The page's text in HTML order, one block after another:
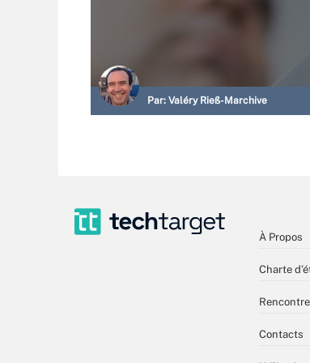
Par: Valéry Rieß-Marchive
À Propos
Charte
Contacts